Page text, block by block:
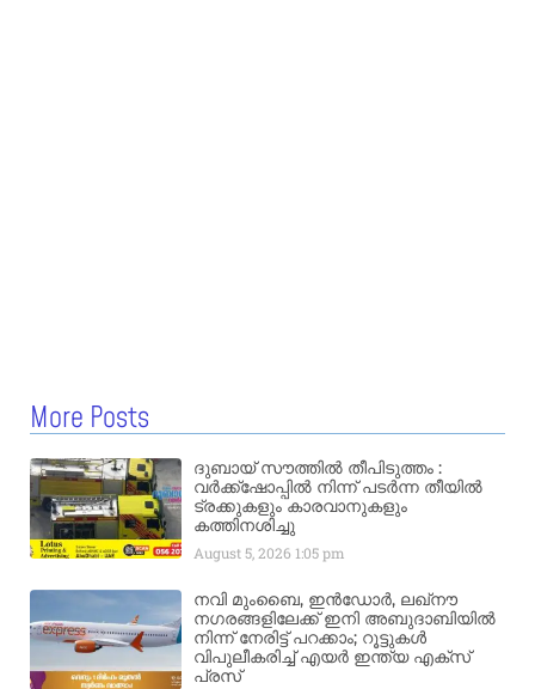
More Posts
ദുബായ് സൗത്തിൽ തീപിടുത്തം :
വർക്ക്‌ഷോപ്പിൽ നിന്ന് പടർന്ന തീയിൽ
ട്രക്കുകളും കാരവാനുകളും
കത്തിനശിച്ചു
August 5, 2026 1:05 pm
നവി മുംബൈ, ഇൻഡോർ, ലഖ്നൗ
നഗരങ്ങളിലേക്ക് ഇനി അബുദാബിയിൽ
നിന്ന് നേരിട്ട് പറക്കാം; റൂട്ടുകൾ
വിപുലീകരിച്ച് എയർ ഇന്ത്യ എക്സ്
പ്രസ്